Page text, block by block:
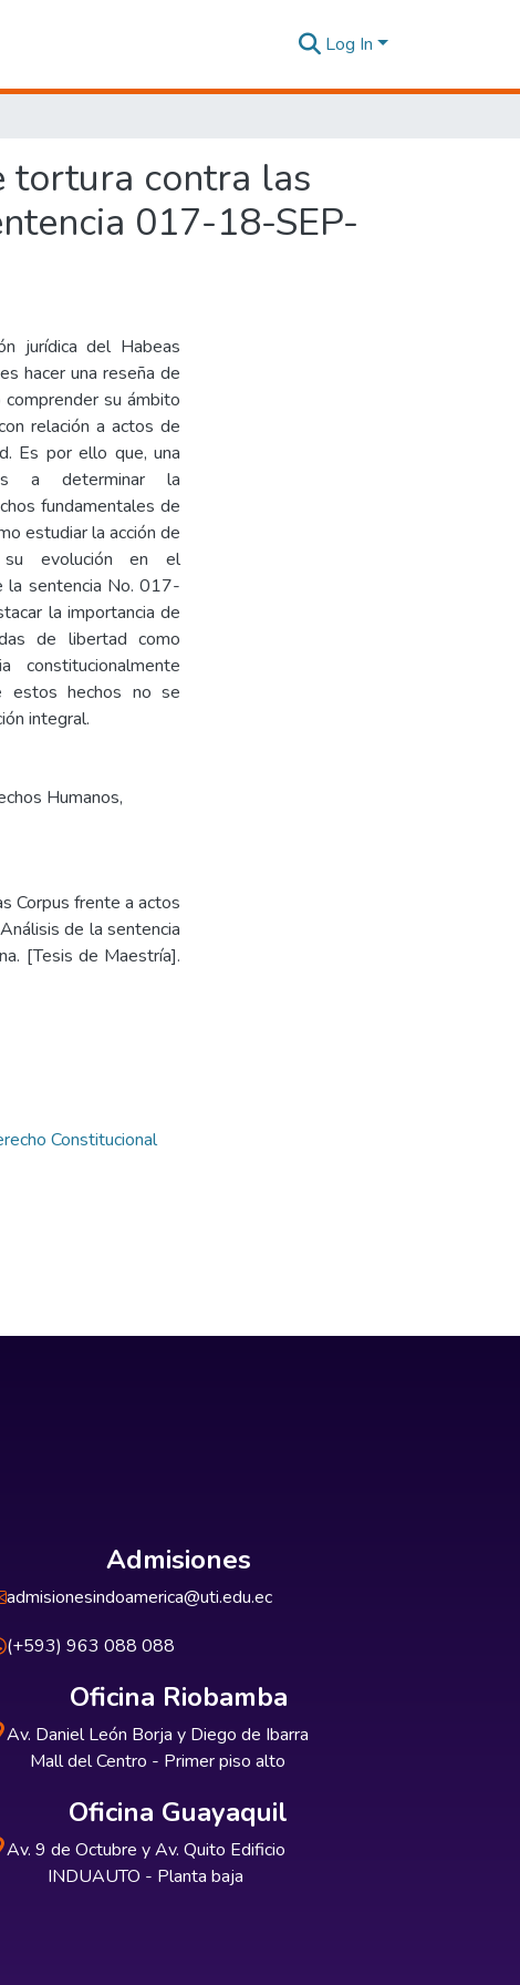
Log In
tortura contra las
017-18-SEP-
jurídica del Habeas
hacer una reseña de
su ámbito
relación a actos de
Es por ello que, una
a determinar la
fundamentales de
estudiar la acción de
su evolución en el
la sentencia No. 017-
la importancia de
de libertad como
estos hechos no se
integral.
Humanos,
Corpus frente a actos
de la sentencia
[Tesis de Maestría].
Constitucional
Admisiones
admisionesindoamerica@uti.edu.ec
(+593) 963 088 088
Oficina Riobamba
Av. Daniel León Borja y Diego de Ibarra
Mall del Centro - Primer piso alto
Oficina Guayaquil
Av. 9 de Octubre y Av. Quito Edificio
INDUAUTO - Planta baja